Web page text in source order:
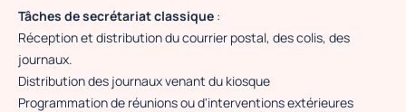
Tâches de secrétariat classique :
Réception et distribution du courrier postal, des colis, des
journaux.
Distribution des journaux venant du kiosque
Programmation de réunions ou d'interventions extérieures